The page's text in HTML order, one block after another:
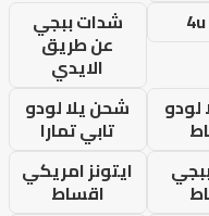
شدات ببجي
عن طريق
الايدي
شحن يلا لودو
تابي تمارا
ايتونز امريكي
اقساط